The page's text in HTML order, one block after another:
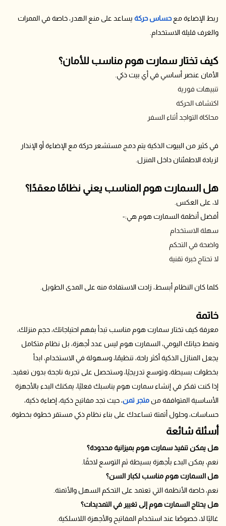
ربط الإضاءة معحساس حركة يساعد على منع الهدر، خاصة في الممرات
والغرف قليلة الاستخدام.
كيف تختار سمارت هوم مناسب للأمان؟
الأمان عنصر أساسي في أي بيت ذكي.
تنبيهات فورية
اكتشاف الحركة
محاكاة التواجد أثناء السفر
في كثير من البيوت الذكية يتم دمج مستشعر حركة مع الإضاءة أو الإنذار
لزيادة الاطمئنان داخل المنزل.
هل السمارت هوم المناسب يعني نظامًا معقدًا؟
لا، على العكس.
أفضل أنظمة السمارت هوم هي:-
سهلة الاستخدام
واضحة في التحكم
لا تحتاج خبرة تقنية
كلما كان النظام أبسط، زادت الاستفادة منه على المدى الطويل.
خاتمة
معرفة كيف تختار سمارت هوم مناسب تبدأ بفهم احتياجاتك، حجم منزلك،
ونمط حياتك اليومي، السمارت هوم ليس عدد أجهزة، بل نظام متكامل
يجعل المنازل الذكية أكثر راحة، تنظيمًا، وسهولة في الاستخدام، ابدأ
بخطوات بسيطة، وتوسع تدريجيًا، وستحصل على تجربة ناجحة بدون تعقيد.
إذا كنت تفكر في إنشاء سمارت هوم يناسبك فعليًا، يمكنك البدء بالأجهزة
الأساسية المتوافقة منمتجر تمن، حيث تجد مفاتيح ذكية، إضاءة ذكية،
حساسات، وحلول أتمتة تساعدك على بناء نظام ذكي مستقر خطوة بخطوة.
أسئلة شائعة
هل يمكن تنفيذ سمارت هوم بميزانية محدودة؟
نعم، يمكن البدء بأجهزة بسيطة ثم التوسع لاحقًا.
هل السمارت هوم مناسب لكبار السن؟
نعم، خاصة الأنظمة التي تعتمد على التحكم السهل والأتمتة.
هل يحتاج السمارت هوم إلى تغيير في التمديدات؟
غالبًا لا، خصوصًا عند استخدام المفاتيح والأجهزة اللاسلكية.